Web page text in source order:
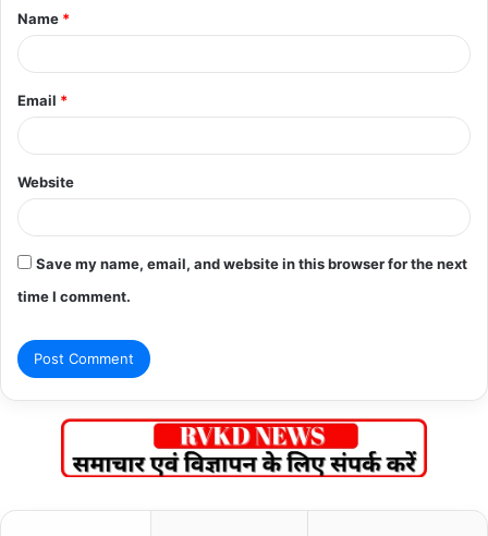
*
Name *
Email *
Website
Save my name, email, and website in this browser for the next
time I comment.